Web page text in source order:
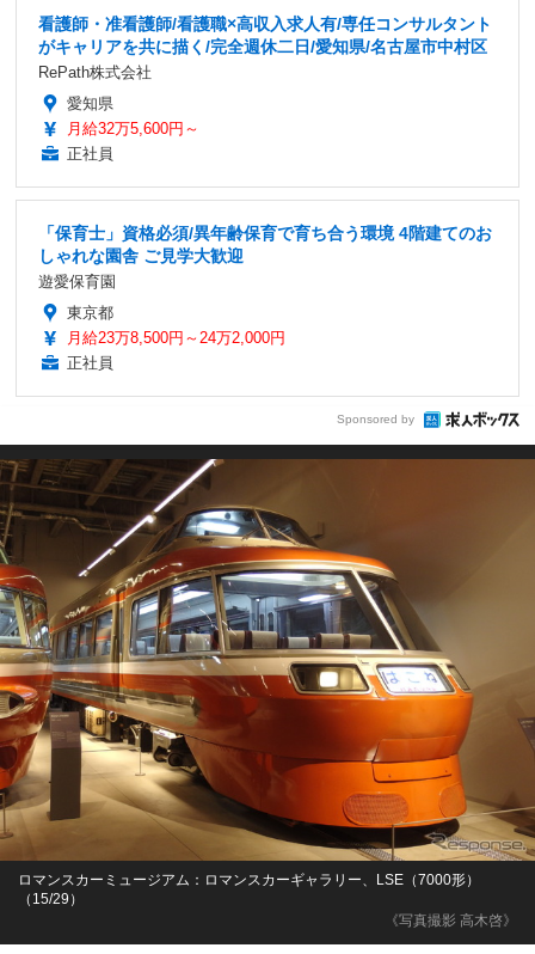
看護師・准看護師/看護職×高収入求人有/専任コンサルタント
がキャリアを共に描く/完全週休二日/愛知県/名古屋市中村区
RePath株式会社
愛知県
月給32万5,600円～
正社員
「保育士」資格必須/異年齢保育で育ち合う環境 4階建てのお
しゃれな園舎 ご見学大歓迎
遊愛保育園
東京都
月給23万8,500円～24万2,000円
正社員
Sponsored by
《写真撮影 高木啓》
ロマンスカーミュージアム：ロマンスカーギャラリー、LSE（7000形）
（15/29）